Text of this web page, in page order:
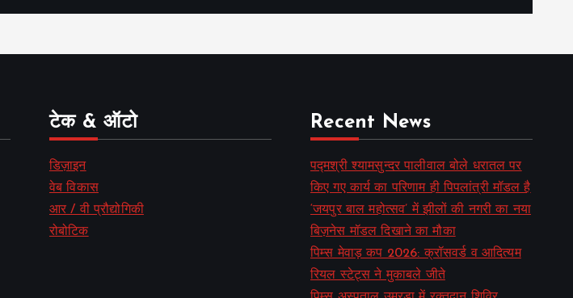
टेक & ऑटो
डिज़ाइन
वेब विकास
आर / वी प्रौद्योगिकी
रोबोटिक
Recent News
पद्मश्री श्यामसुन्दर पालीवाल बोले धरातल पर
किए गए कार्य का परिणाम ही पिपलांत्री मॉडल है
‘जयपुर बाल महोत्सव’ में झीलों की नगरी का नया
बिज़नेस मॉडल दिखाने का मौका
पिम्स मेवाड़ कप 2026: क्रॉसवर्ड व आदित्यम
रियल स्टेट्स ने मुकाबले जीते